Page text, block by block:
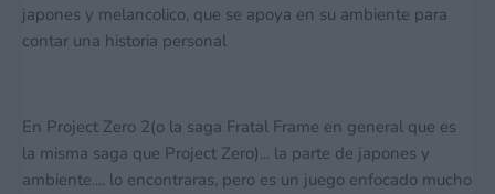
japones y melancolico, que se apoya en su ambiente para
contar una historia personal
En Project Zero 2(o la saga Fratal Frame en general que es
la misma saga que Project Zero)... la parte de japones y
ambiente.... lo encontraras, pero es un juego enfocado mucho